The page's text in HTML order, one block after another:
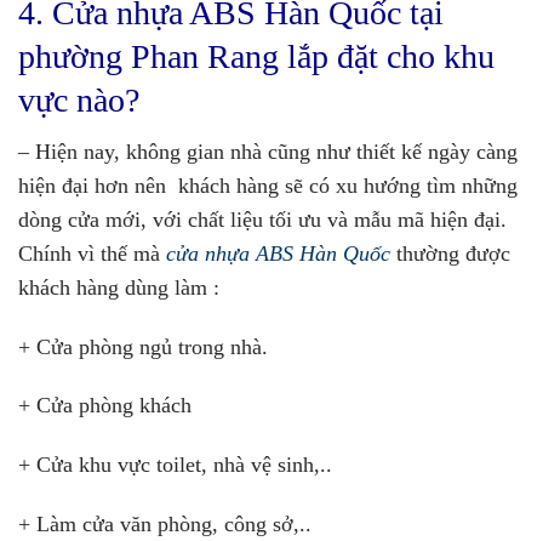
4. Cửa nhựa ABS Hàn Quốc tại
phường Phan Rang lắp đặt cho khu
vực nào?
– Hiện nay, không gian nhà cũng như thiết kế ngày càng
hiện đại hơn nên khách hàng sẽ có xu hướng tìm những
dòng cửa mới, với chất liệu tối ưu và mẫu mã hiện đại.
Chính vì thế mà cửa nhựa ABS Hàn Quốc thường được
khách hàng dùng làm :
+ Cửa phòng ngủ trong nhà.
+ Cửa phòng khách
+ Cửa khu vực toilet, nhà vệ sinh,..
+ Làm cửa văn phòng, công sở,..